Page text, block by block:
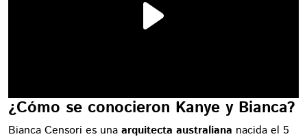
¿Cómo se conocieron Kanye y Bianca?
Bianca Censori es una arquitecta australiana nacida el 5